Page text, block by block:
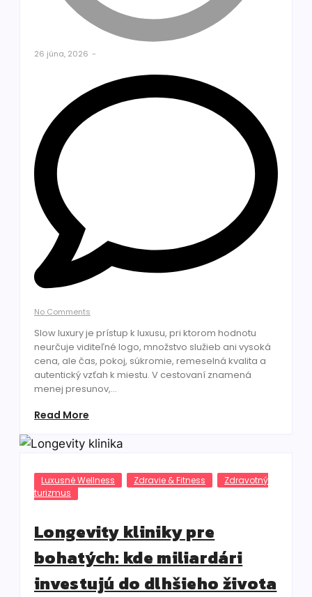
26 júna, 2026 -
No Comments
Slow luxury je prístup k luxusu, pri ktorom hodnotu
neurčuje viditeľné logo, množstvo služieb ani vysoká
cena, ale čas, pokoj, súkromie, remeselná kvalita a
autentický vzťah k miestu. V cestovaní znamená
menej presunov,...
Read More
Luxusné Wellness Zdravie & Fitness
Zdravotný
turizmus
Longevity kliniky pre
bohatých: kde miliardári
investujú do dlhšieho života